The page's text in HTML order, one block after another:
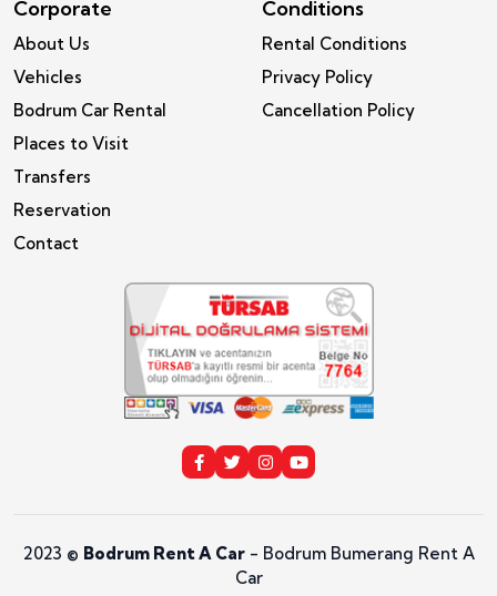
Corporate
About Us
Vehicles
Bodrum Car Rental
Places to Visit
Transfers
Reservation
Contact
Conditions
Rental Conditions
Privacy Policy
Cancellation Policy
2023 © Bodrum Rent A Car- Bodrum Bumerang Rent A
Car